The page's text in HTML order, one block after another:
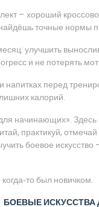
– хороший
точные нормы
улучшить
и не потерять
перед
калорий.
начинающих».
практикуй,
боевое искусство
был новичком.
БОЕВЫЕ ИСКУССТВА